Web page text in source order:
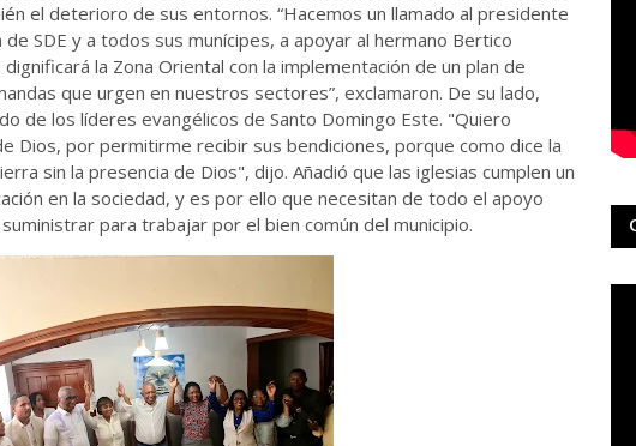
el deterioro de sus entornos. “Hacemos un llamado al presidente
SDE y a todos sus munícipes, a apoyar al hermano Bertico
la Zona Oriental con la implementación de un plan de
que urgen en nuestros sectores”, exclamaron. De su lado,
de los líderes evangélicos de Santo Domingo Este. "Quiero
Dios, por permitirme recibir sus bendiciones, porque como dice la
sin la presencia de Dios", dijo. Añadió que las iglesias cumplen un
en la sociedad, y es por ello que necesitan de todo el apoyo
para trabajar por el bien común del municipio.